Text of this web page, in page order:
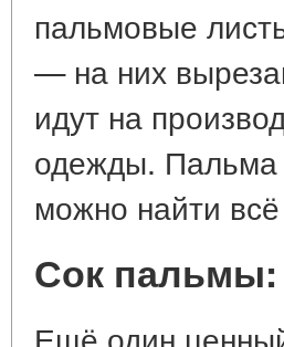
пальмовые
— на них
идут на
одежды. Пальма
можно найти
Сок пальмы:
Ещё один